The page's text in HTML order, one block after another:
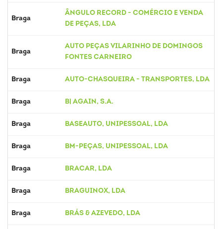
Braga
ÂNGULO RECORD - COMÉRCIO E VENDA
DE PEÇAS, LDA
Braga
AUTO PEÇAS VILARINHO DE DOMINGOS
FONTES CARNEIRO
Braga AUTO-CHASQUEIRA - TRANSPORTES, LDA
Braga B| AGAIN, S.A.
Braga BASEAUTO, UNIPESSOAL, LDA
Braga BM-PEÇAS, UNIPESSOAL, LDA
Braga BRACAR, LDA
Braga BRAGUINOX, LDA
Braga BRÁS & AZEVEDO, LDA